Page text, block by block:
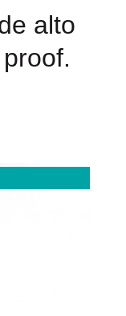
alto